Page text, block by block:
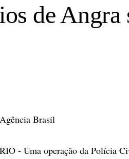
de
Agência Brasil
RIO - Uma operação da Polícia